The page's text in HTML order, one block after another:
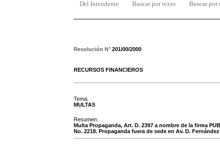
Del Intendente Buscar por texto Buscar por
Resolución N° 201/00/2000
RECURSOS FINANCIEROS
Tema:
MULTAS
Resumen:
Multa Propaganda, Art. D. 2397 a nombre de la firma
No. 2218. Propaganda fuera de sede en Av. D.